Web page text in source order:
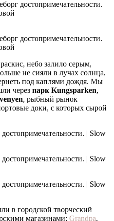
небо залило серым,
не сияли в лучах солнца,
под каплями дождя. Мы
через парк Kungsparken,
, рыбный рынок
доки, с которых сырой
в городской творческий
магазинами: Grandpa,